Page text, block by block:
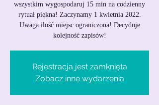
wszystkim wygospodaruj 15 min na codzienny
rytuał piękna! Zaczynamy 1 kwietnia 2022.
Uwaga ilość miejsc ograniczona! Decyduje
kolejność zapisów!
Rejestracja jest zamknięta
Zobacz inne wydarzenia